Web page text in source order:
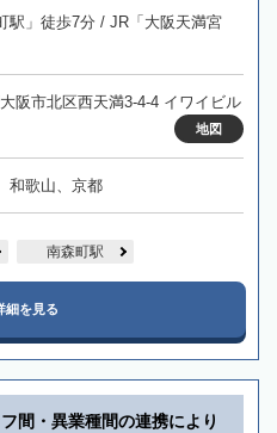
駅」徒歩7分 / JR「大阪天満宮
阪市北区西天満3-4-4 イワイビル
地図
和歌山、京都
南森町駅
細を見る
間・異業種間の連携により